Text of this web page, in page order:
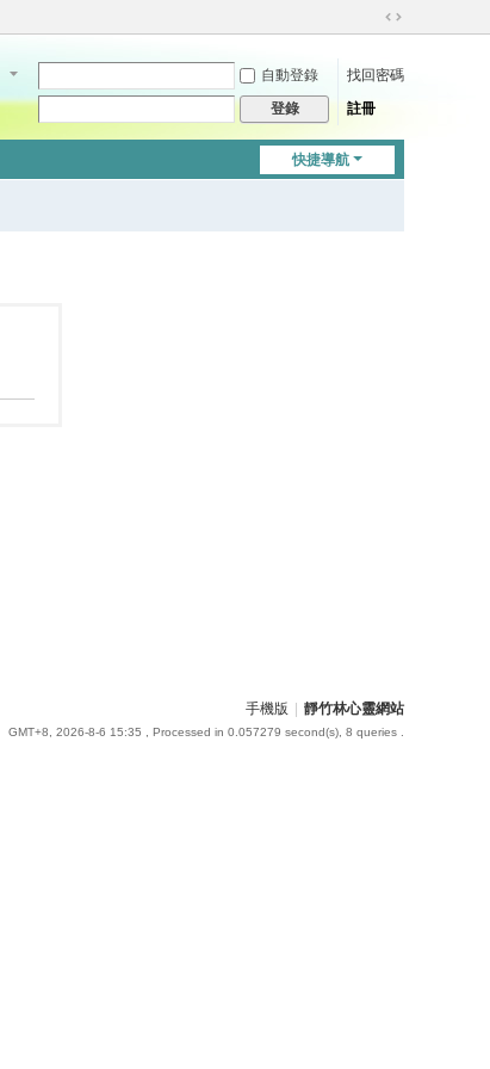
切
到
自動登錄
找回密碼
登錄 註冊
快捷導航
手機版 靜竹林心靈網站
GMT+8, 2026-8-6 15:35 , Processed in 0.057279 second(s), 8 queries .